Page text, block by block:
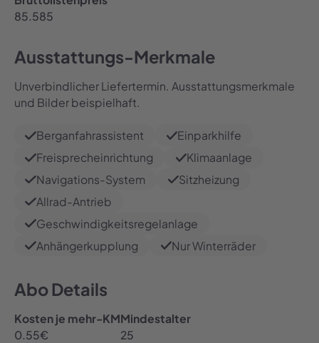
85.585
Ausstattungs-Merkmale
Unverbindlicher Liefertermin. Ausstattungsmerkmale
und Bilder beispielhaft.
Berganfahrassistent
Einparkhilfe
Freisprecheinrichtung
Klimaanlage
Navigations-System
Sitzheizung
Allrad-Antrieb
Geschwindigkeitsregelanlage
Anhängerkupplung
Nur Winterräder
Abo Details
Kosten je mehr-KM
0.55€
Mindestalter
25